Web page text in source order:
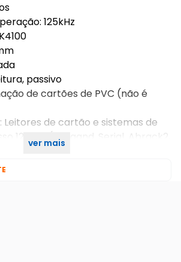
125kHz
passivo
de cartões de PVC (não é
Leitores de cartão e sistemas de
125khz (Wiegand, Serial, Abrack2,
ver mais